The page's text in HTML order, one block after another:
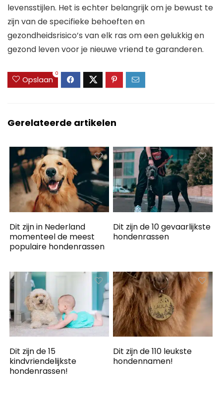
levensstijlen. Het is echter belangrijk om je bewust te
zijn van de specifieke behoeften en
gezondheidsrisico’s van elk ras om een gelukkig en
gezond leven voor je nieuwe vriend te garanderen.
Opslaan
0
Gerelateerde artikelen
Dit zijn in Nederland
momenteel de meest
populaire hondenrassen
Dit zijn de 10 gevaarlijkste
hondenrassen
Dit zijn de 15
kindvriendelijkste
hondenrassen!
Dit zijn de 110 leukste
hondennamen!